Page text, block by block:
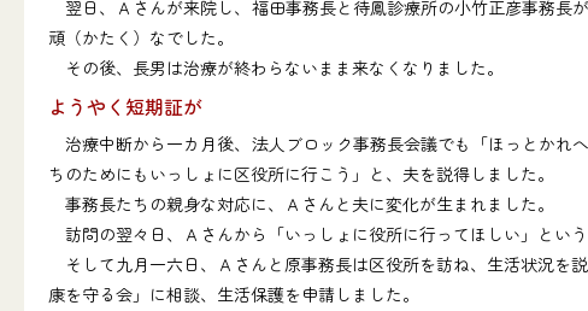
翌日、Ａさんが来院し、福田事務長と待鳳診療所の小竹正彦事務長
頑（かたく）なでした。
その後、長男は治療が終わらないまま来なくなりました。
ようやく短期証が
治療中断から一カ月後、法人ブロック事務長会議でも「ほっとかれ
ちのためにもいっしょに区役所に行こう」と、夫を説得しました。
事務長たちの親身な対応に、Ａさんと夫に変化が生まれました。
訪問の翌々日、Ａさんから「いっしょに役所に行ってほしい」という
そして九月一六日、Ａさんと原事務長は区役所を訪ね、生活状況を
康を守る会」に相談、生活保護を申請しました。